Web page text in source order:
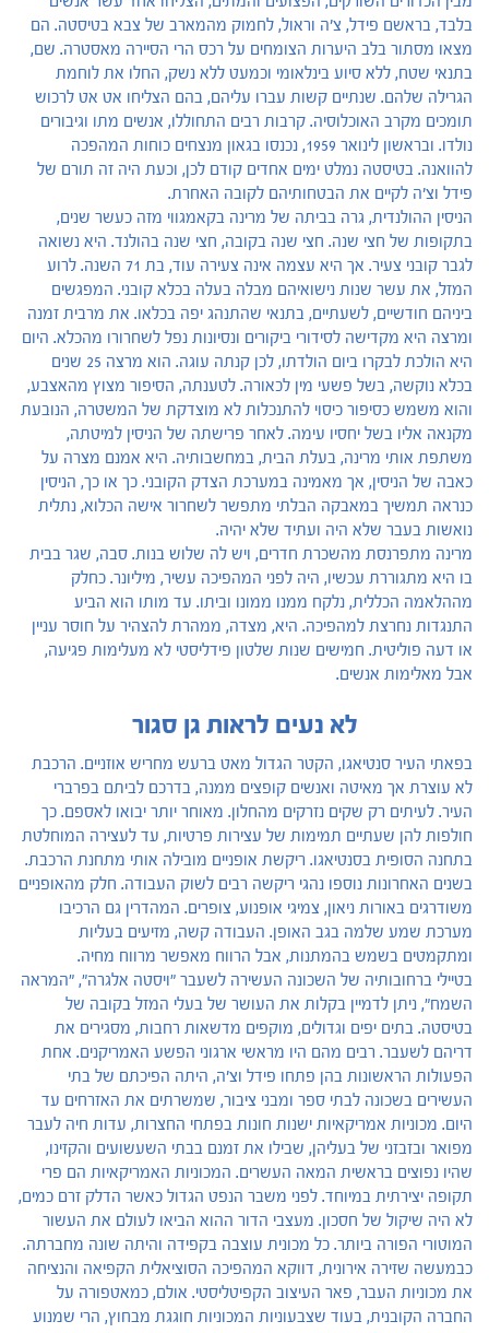
בלבד, בראשם פידל, צ'ה וראול, לחמוק מהמארב של צבא בטיסטה. הם
מצאו מסתור בלב היערות הצומחים על רכס הרי הסיירה מאסטרה. שם,
בתנאי שטח, ללא סיוע בינלאומי וכמעט ללא נשק, החלו את לוחמת
הגרילה שלהם. שנתיים קשות עברו עליהם, בהם הצליחו אט אט לרכוש
תומכים מקרב האוכלוסיה. קרבות רבים התחוללו, אנשים מתו וגיבורים
נולדו. ובראשון לינואר 1959, נכנסו בגאון מנצחים כוחות המהפכה
להוואנה. בטיסטה נמלט ימים אחדים קודם לכן, וכעת היה זה תורם של
פידל וצ'ה לקיים את הבטחותיהם לקובה האחרת.
הניסין ההולנדית, גרה בביתה של מרינה בקאמגווי מזה כעשר שנים,
בתקופות של חצי שנה. חצי שנה בקובה, חצי שנה בהולנד. היא נשואה
לגבר קובני צעיר. אך היא עצמה אינה צעירה עוד, בת 71 השנה. לרוע
המזל, את עשר שנות נישואיהם מבלה בעלה בכלא קובני. המפגשים
ביניהם חודשיים, לשעתיים, בתנאי שהתנהג יפה בכלאו. את מרבית זמנה
ומרצה היא מקדישה לסידורי ביקורים ונסיונות נפל לשחרורו מהכלא. היום
היא הולכת לבקרו ביום הולדתו, לכן קנתה עוגה. הוא מרצה 25 שנים
בכלא נוקשה, בשל פשעי מין לכאורה. לטענתה, הסיפור מצוץ מהאצבע,
והוא משמש כסיפור כיסוי להתנכלות לא מוצדקת של המשטרה, הנובעת
מקנאה אליו בשל יחסיו עימה. לאחר פרישתה של הניסין למיטתה,
משתפת אותי מרינה, בעלת הבית, במחשבותיה. היא אמנם מצרה על
כאבה של הניסין, אך מאמינה במערכת הצדק הקובני. כך או כך, הניסין
כנראה תמשיך במאבקה הבלתי מתפשר לשחרור אישה הכלוא, נתלית
נואשות בעבר שלא היה ועתיד שלא יהיה.
מרינה מתפרנסת מהשכרת חדרים, ויש לה שלוש בנות. סבה, שגר בבית
בו היא מתגוררת עכשיו, היה לפני המהפיכה עשיר, מיליונר. כחלק
מההלאמה הכללית, נלקח ממנו ממונו וביתו. עד מותו הוא הביע
התנגדות נחרצת למהפיכה. היא, מצדה, ממהרת להצהיר על חוסר עניין
או דעה פוליטית. חמישים שנות שלטון פידליסטי לא מעלימות פגיעה,
אבל מאלימות אנשים.
לא נעים לראות גן סגור
בפאתי העיר סנטיאגו, הקטר הגדול מאט ברעש מחריש אוזניים. הרכבת
לא עוצרת אך מאיטה ואנשים קופצים ממנה, בדרכם לביתם בפרברי
העיר. לעיתים רק שקים נזרקים מהחלון. מאוחר יותר יבואו לאספם. כך
חולפות להן שעתיים תמימות של עצירות פרטיות, עד לעצירה המוחלטת
בתחנה הסופית בסנטיאגו. ריקשת אופניים מובילה אותי מתחנת הרכבת.
בשנים האחרונות נוספו נהגי ריקשה רבים לשוק העבודה. חלק מהאופניים
משודרגים באורות ניאון, צמיגי אופנוע, צופרים. המהדרין גם הרכיבו
מערכת שמע שלמה בגב האופן. העבודה קשה, מזיעים בעליות
ומתקמטים בשמש בהמתנות, אבל הרווח מאפשר מרווח מחיה.
בטיילי ברחובותיה של השכונה העשירה לשעבר "ויסטה אלגרה", "המראה
השמח", ניתן לדמיין בקלות את העושר של בעלי המזל בקובה של
בטיסטה. בתים יפים וגדולים, מוקפים מדשאות רחבות, מסגירים את
דריהם לשעבר. רבים מהם היו מראשי ארגוני הפשע האמריקנים. אחת
הפעולות הראשונות בהן פתחו פידל וצ'ה, היתה הפיכתם של בתי
העשירים בשכונה לבתי ספר ומבני ציבור, שמשרתים את האזרחים עד
היום. מכוניות אמריקאיות ישנות חונות בפתחי החצרות, עדות חיה לעבר
מפואר ובזבזני של בעליהן, שבילו את זמנם בבתי השעשועים והקזינו,
שהיו נפוצים בראשית המאה העשרים. המכוניות האמריקאיות הם פרי
תקופה יצירתית במיוחד. לפני משבר הנפט הגדול כאשר הדלק זרם כמים,
לא היה שיקול של חסכון. מעצבי הדור ההוא הביאו לעולם את העשור
המוטורי הפורה ביותר. כל מכונית עוצבה בקפידה והיתה שונה מחברתה.
כבמעשה שזירה אירונית, דווקא המהפיכה הסוציאלית הקפיאה והנציחה
את מכוניות העבר, פאר העיצוב הקפיטליסטי. אולם, כמאטפורה על
החברה הקובנית, בעוד שצבעוניות המכוניות חוגגת מבחוץ, הרי שמנוע